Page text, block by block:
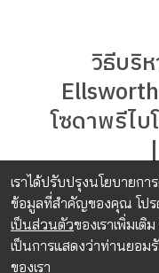
วิธีบริ
โซดาพรีไบ
เราได้ปรับปรุงนโยบายก
ข้อมูลที่สำคัญของคุณ โปร
เป็นส่วนตัวของเราเพิ่มเติ
เป็นการแสดงว่าท่านยอ
ของเรา